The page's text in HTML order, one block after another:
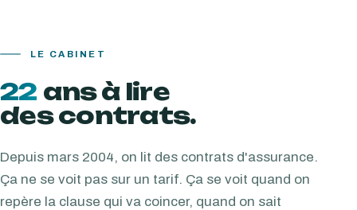
LE CABINET
22 ans à lire
des contrats.
Depuis mars 2004, on lit des contrats d'assurance.
Ça ne se voit pas sur un tarif. Ça se voit quand on
repère la clause qui va coincer, quand on sait